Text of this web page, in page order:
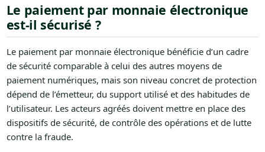
Le paiement par monnaie électronique
est-il sécurisé ?
Le paiement par monnaie électronique bénéficie d’un cadre
de sécurité comparable à celui des autres moyens de
paiement numériques, mais son niveau concret de protection
dépend de l’émetteur, du support utilisé et des habitudes de
l’utilisateur. Les acteurs agréés doivent mettre en place des
dispositifs de sécurité, de contrôle des opérations et de lutte
contre la fraude.